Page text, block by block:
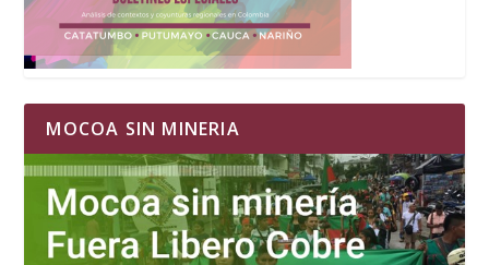
MOCOA SIN MINERIA